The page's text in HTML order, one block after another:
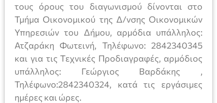
τους όρους του διαγωνισμού δίνονται στο
Τμήμα Οικονομικού της Δ/νσης Οικονομικών
Υπηρεσιών του Δήμου, αρμόδια υπάλληλος:
Ατζαράκη Φωτεινή, Τηλέφωνο: 2842340345
και για τις Τεχνικές Προδιαγραφές, αρμόδιος
υπάλληλος: Γεώργιος Βαρδάκης ,
Τηλέφωνο:2842340324, κατά τις εργάσιμες
ημέρες και ώρες.